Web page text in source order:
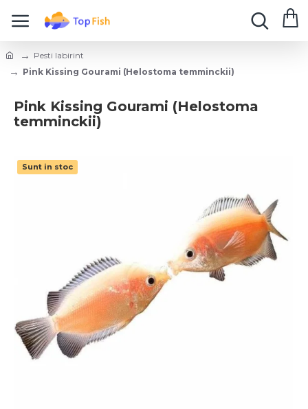
Pesti labirint
Pink Kissing Gourami (Helostoma temminckii)
Pink Kissing Gourami (Helostoma
temminckii)
Sunt in stoc